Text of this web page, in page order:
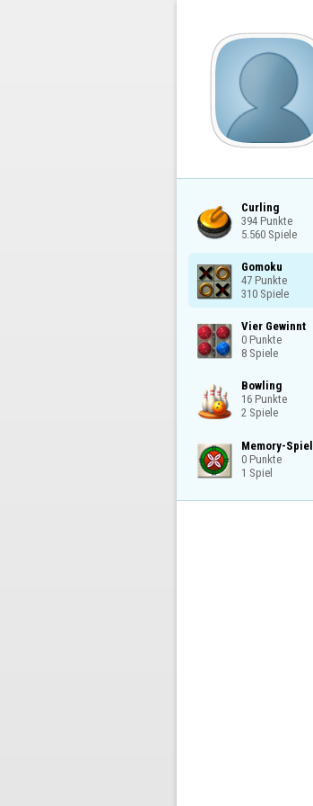
Curling
394 Punkte
5.560 Spiele
Gomoku
47 Punkte
310 Spiele
Vier Gewinnt
0 Punkte
8 Spiele
Bowling
16 Punkte
2 Spiele
Memory-Spiel
0 Punkte
1 Spiel